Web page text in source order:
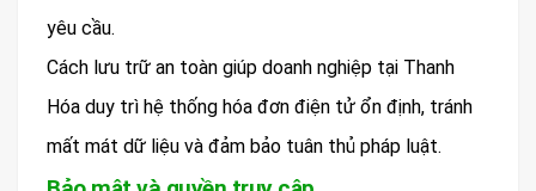
yêu cầu.
Cách lưu trữ an toàn giúp doanh nghiệp tại Thanh
Hóa duy trì hệ thống hóa đơn điện tử ổn định, tránh
mất mát dữ liệu và đảm bảo tuân thủ pháp luật.